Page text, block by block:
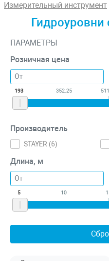
Измерительный инструмент
Гидроуровни
ПАРАМЕТРЫ
Розничная цена
193 352.25
Производитель
STAYER (6)
Длина, м
5 10